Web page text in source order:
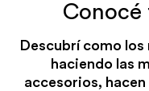
Conocé
Descubrí como los
haciendo las
accesorios,